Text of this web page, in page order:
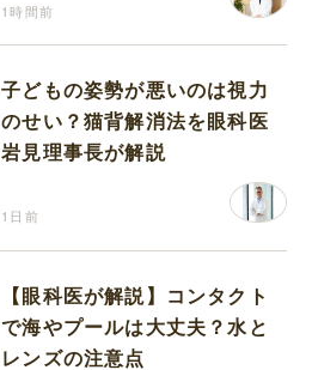
1時間前
子どもの姿勢が悪いのは視力
のせい？猫背解消法を眼科医
岩見理事長が解説
1日前
【眼科医が解説】コンタクト
で海やプールは大丈夫？水と
レンズの注意点